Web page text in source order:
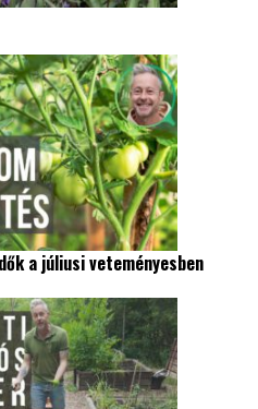
a júliusi veteményesben